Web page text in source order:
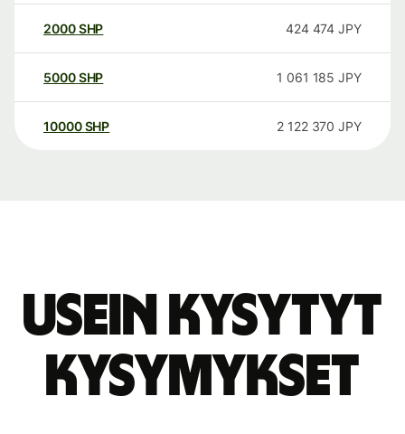
2000SHP 424 474 JPY
5000SHP 1 061 185 JPY
10000 SHP 2 122 370 JPY
Usein kysytyt
kysymykset